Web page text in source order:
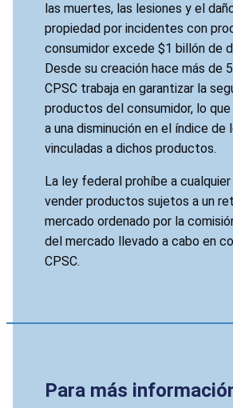
las muertes, las lesiones y el
propiedad por incidentes con
consumidor excede $1 billón de
Desde su creación hace más de
CPSC trabaja en garantizar la
productos del consumidor, lo
a una disminución en el índice de
vinculadas a dichos productos.
La ley federal prohíbe a
vender productos sujetos a un
mercado ordenado por la
del mercado llevado a cabo en
CPSC.
Para más